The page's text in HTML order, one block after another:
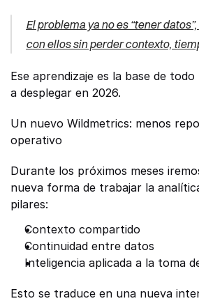
El problema ya no es “tener
con ellos sin perder contexto,
Ese aprendizaje es la base de
a desplegar en 2026.
Un nuevo Wildmetrics: menos
operativo
Durante los próximos meses
nueva forma de trabajar la
pilares:
Contexto compartido
Continuidad entre datos
Inteligencia aplicada a la toma
Esto se traduce en una nueva